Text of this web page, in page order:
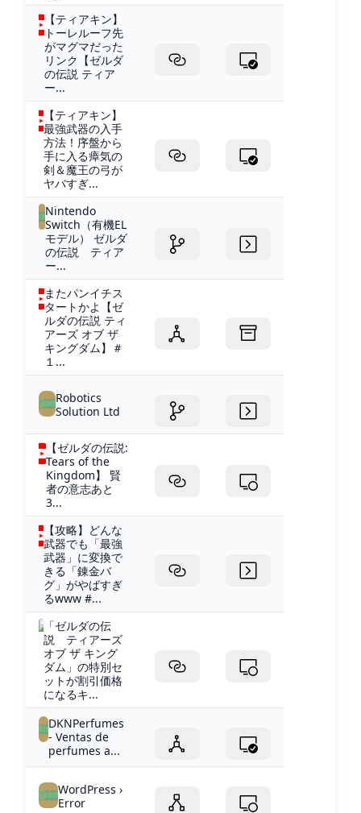
【ティアキン】
トーレルーフ先
がマグマだった
リンク【ゼルダ
の伝説 ティア
ー...
【ティアキン】
最強武器の入手
方法！序盤から
手に入る瘴気の
剣＆魔王の弓が
ヤバすぎ...
Nintendo
Switch（有機EL
モデル） ゼルダ
の伝説 ティア
ー...
またパンイチス
タートかよ【ゼ
ルダの伝説 ティ
アーズ オブ ザ
キングダム】＃
１...
Robotics
Solution Ltd
【ゼルダの伝説:
Tears of the
Kingdom】 賢
者の意志あと
3...
【攻略】どんな
武器でも「最強
武器」に変換で
きる「錬金バ
グ」がやばすぎ
るwww #...
「ゼルダの伝
説 ティアーズ
オブ ザ キング
ダム」の特別セ
ットが割引価格
になるキ...
DKNPerfumes
- Ventas de
perfumes a...
WordPress ›
Error